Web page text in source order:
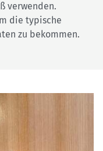
verwenden.
die typische
zu bekommen.